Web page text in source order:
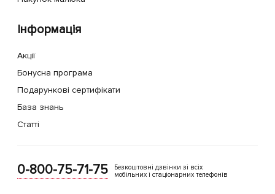
Інформація
Акції
Бонусна програма
Подарункові сертифікати
База знань
Статті
0-800-75-71-75
Безкоштовні дзвінки зі всіх
мобільних і стаціонарних телефонів